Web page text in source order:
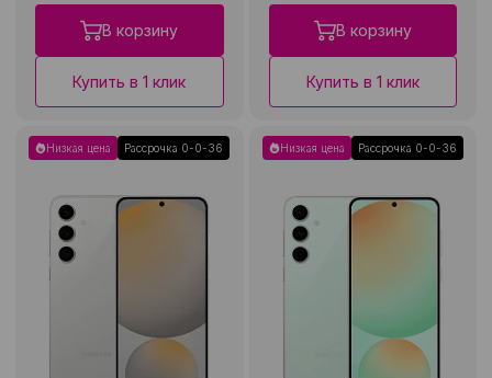
В корзину
Купить в 1 клик
В корзину
Купить в 1 клик
Низкая цена Рассрочка 0-0-36 Низкая цена Рассрочка 0-0-36